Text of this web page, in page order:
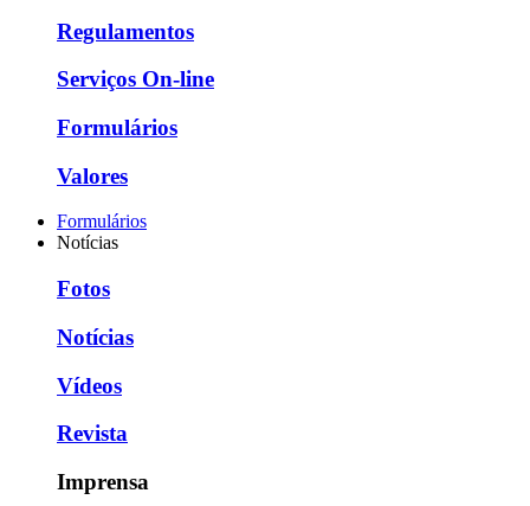
Regulamentos
Serviços On-line
Formulários
Valores
Formulários
Notícias
Fotos
Notícias
Vídeos
Revista
Imprensa